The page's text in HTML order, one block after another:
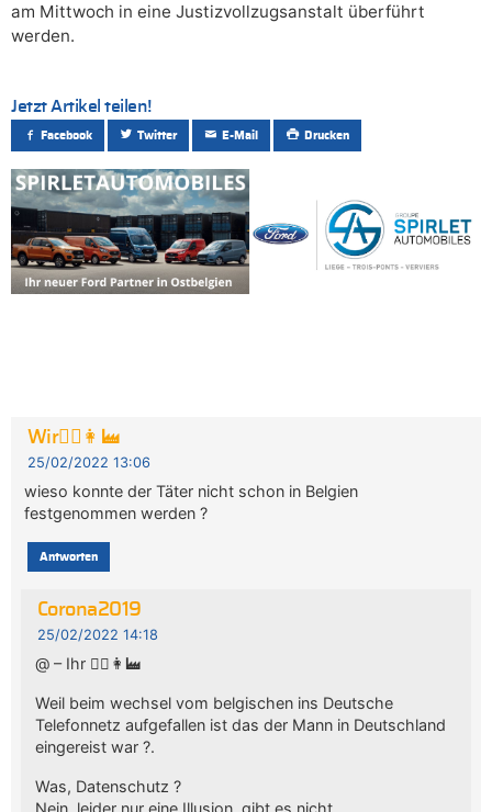
am Mittwoch in eine Justizvollzugsanstalt überführt
werden.
Jetzt Artikel teilen!
Facebook Twitter E-Mail Drucken
Wir👮‍♀️👩‍🏭
25/02/2022 13:06
wieso konnte der Täter nicht schon in Belgien
festgenommen werden ?
Antworten
Corona2019
25/02/2022 14:18
@ – Ihr 👮‍♀️👩‍🏭
Weil beim wechsel vom belgischen ins Deutsche
Telefonnetz aufgefallen ist das der Mann in Deutschland
eingereist war ?.
Was, Datenschutz ?
Nein, leider nur eine Illusion, gibt es nicht.